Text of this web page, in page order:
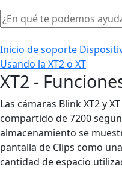
Inicio de soporte
Usando la XT2 o XT
XT2 -
Las cámaras Blink XT2 y
compartido de 7200
almacenamiento se
pantalla de Clips como
cantidad de espacio